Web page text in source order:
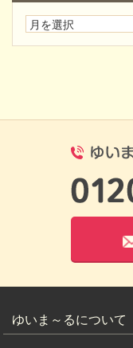
ゆいま～るについて